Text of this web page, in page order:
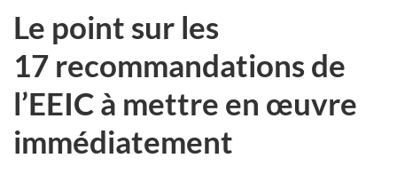
Le point sur les
17 recommandations de
l’EEIC à mettre en œuvre
immédiatement